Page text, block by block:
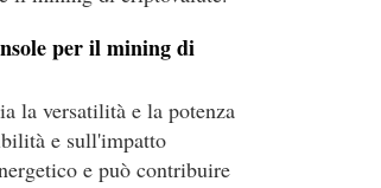
per il mining di
la versatilità e la potenza
e sull'impatto
e può contribuire